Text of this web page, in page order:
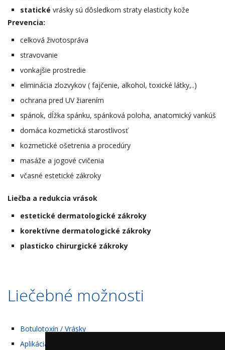
statické vrásky sú dôsledkom straty elasticity kože
Prevencia:
celková životospráva
stravovanie
vonkajšie prostredie
eliminácia zlozvykov ( fajčenie, alkohol, toxické látky,..)
ochrana pred UV žiarením
spánok, dĺžka spánku, spánková poloha, anatomický vankúš
domáca kozmetická starostlivosť
kozmetické ošetrenia a procedúry
masáže a jogové cvičenia
včasné estetické zákroky
Liečba a redukcia vrások
estetické dermatologické zákroky
korektívne dermatologické zákroky
plasticko chirurgické zákroky
Liečebné možnosti
Botulotoxín / Vrásky
Aplikácia kyseliny hyaluronovej